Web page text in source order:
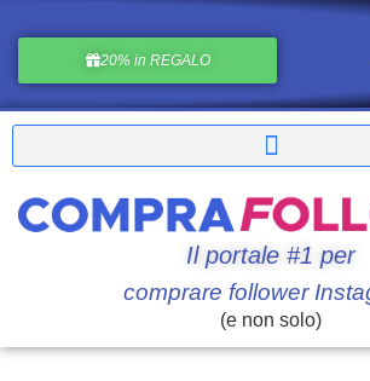
20% in REGALO
Il portale #1 per
comprare follower
(e non solo)